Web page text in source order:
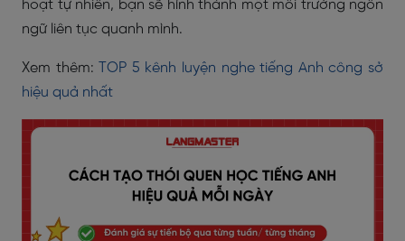
hoạt tự nhiên, bạn sẽ hình thành một môi trường ngôn
ngữ liên tục quanh mình.
Xem thêm:
TOP 5 kênh luyện nghe tiếng Anh công sở
hiệu quả nhất